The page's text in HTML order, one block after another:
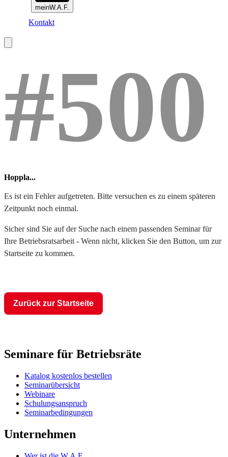
meinW.A.F.
Kontakt
#500
Hoppla...
Es ist ein Fehler aufgetreten. Bitte versuchen es zu einem späteren
Zeitpunkt noch einmal.
Sicher sind Sie auf der Suche nach einem passenden Seminar für
Ihre Betriebsratsarbeit - Wenn nicht, klicken Sie den Button, um zur
Startseite zu kommen.
Zurück zur Startseite
Seminare für Betriebsräte
Katalog kostenlos bestellen
Seminarübersicht
Webinare
Schulungsanspruch
Seminarbedingungen
Unternehmen